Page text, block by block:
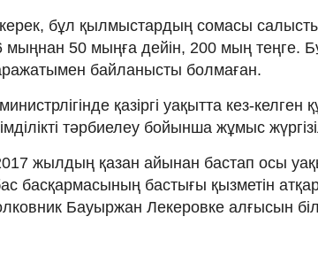
керек, бұл қылмыстардың сомасы
6 мыңнан 50 мыңға дейін, 200 мың теңге.
байланысты болмаған.
қазіргі уақытта кез-
тәрбиелеу бойынша жұмыс
жылдың қазан айынан бастап осы
басқармасының бастығы қызметін
Бауыржан Лекеровке алғысын